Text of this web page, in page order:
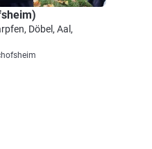
Döbel, Aal,